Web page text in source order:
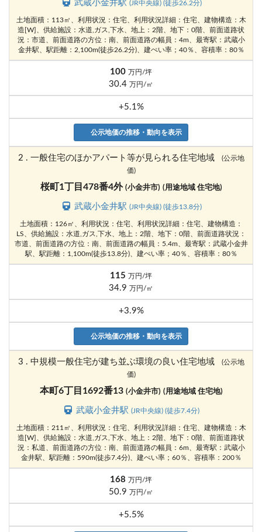
武蔵小金井駅 (JR中央線) (徒歩26.2分)
土地面積：113㎡、利用状況：住宅、利用状況詳細：住宅、建物構造：木
造[W]、供給施設：水道,ガス,下水、地上：2階、地下：0階、前面道路状
況：市道、前面道路の方位：南、前面道路の幅員：4m、最寄駅：武蔵小
金井駅、駅距離：2,100m(徒歩26.2分)、建ぺい率；40％、容積率：80％
100 万円/坪
30.4 万円/㎡
+5.1%
公示地価の推移・動向を表示
2 . 一般住宅のほかアパート等が見られる住宅地域
(公示地
価)
桜町1丁目478番4外 (小金井市) (用途地域 住宅地)
武蔵小金井駅 (JR中央線) (徒歩13.8分)
土地面積：126㎡、利用状況：住宅、利用状況詳細：住宅、建物構造：
LS、供給施設：水道,ガス,下水、地上：2階、地下：0階、前面道路状況：
市道、前面道路の方位：南、前面道路の幅員：5.4m、最寄駅：武蔵小金井
駅、駅距離：1,100m(徒歩13.8分)、建ぺい率；40％、容積率：80％
115 万円/坪
34.9 万円/㎡
+3.9%
公示地価の推移・動向を表示
3 . 中規模一般住宅が建ち並ぶ環境の良い住宅地域
(公示地
価)
本町6丁目1692番13 (小金井市) (用途地域 住宅地)
武蔵小金井駅(JR中央線) (徒歩7.4分)
土地面積：211㎡、利用状況：住宅、利用状況詳細：住宅、建物構造：木
造[W]、供給施設：水道,ガス,下水、地上：2階、地下：0階、前面道路状
況：私道、前面道路の方位：南、前面道路の幅員：6m、最寄駅：武蔵小
金井駅、駅距離：590m(徒歩7.4分)、建ぺい率；60％、容積率：200％
168 万円/坪
50.9 万円/㎡
+5.5%